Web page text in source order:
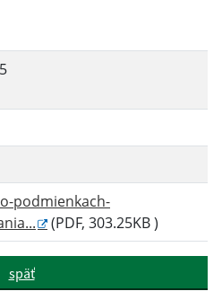
Reset
podmienkach-
(PDF, 303.25KB )
späť